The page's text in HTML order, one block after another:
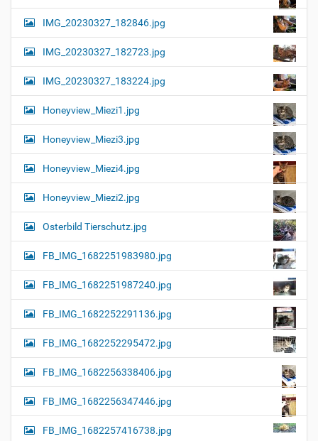
IMG_20230327_182846.jpg
IMG_20230327_182723.jpg
IMG_20230327_183224.jpg
Honeyview_Miezi1.jpg
Honeyview_Miezi3.jpg
Honeyview_Miezi4.jpg
Honeyview_Miezi2.jpg
Osterbild Tierschutz.jpg
FB_IMG_1682251983980.jpg
FB_IMG_1682251987240.jpg
FB_IMG_1682252291136.jpg
FB_IMG_1682252295472.jpg
FB_IMG_1682256338406.jpg
FB_IMG_1682256347446.jpg
FB_IMG_1682257416738.jpg